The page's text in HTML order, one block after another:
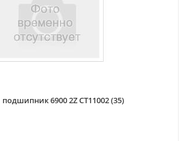
6900 2Z CT11002 (35)